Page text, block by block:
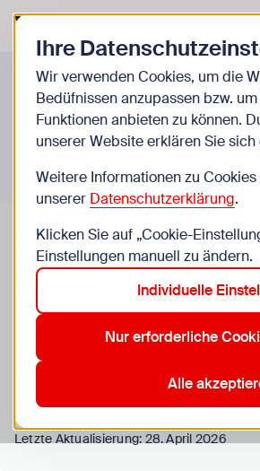
Zurück zur Startseite
Infos A-Z
Tanz
Ihr sucht Tanzangebote für eure
Hop oder Eltern-Kind-Tanz: Auf
ihr Anbieter*innen in Wien.
Letzte Aktualisierung: 28. April 2026
Ihre
Wir verwenden Cookies, um die
Bedüfnissen anzupassen bzw.
Funktionen anbieten zu können.
unserer Website erklären Sie
Weitere Informationen zu
unserer Datenschutzerklärung.
Klicken Sie auf „Cookie-
Einstellungen manuell zu ändern.
Individuelle
Nur erforderliche
Alle